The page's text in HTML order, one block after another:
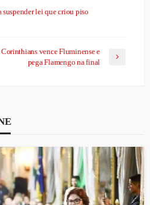
suspender lei que criou piso
vence Fluminense e
pega Flamengo na final